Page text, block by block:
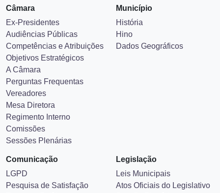
Câmara
Ex-Presidentes
Audiências Públicas
Competências e Atribuições
Objetivos Estratégicos
A Câmara
Perguntas Frequentas
Vereadores
Mesa Diretora
Regimento Interno
Comissões
Sessões Plenárias
Município
História
Hino
Dados Geográficos
Comunicação
LGPD
Pesquisa de Satisfação
Legislação
Leis Municipais
Atos Oficiais do Legislativo